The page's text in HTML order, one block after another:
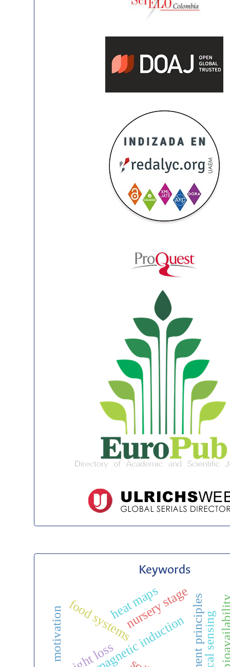
Keywords
food systems
motivation nursery stage
heat maps